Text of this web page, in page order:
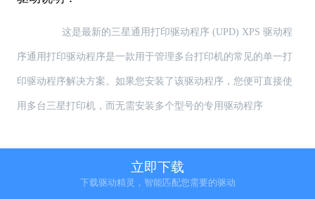
序通用打印驱动程序是一款用于管理多台打印机的常见的单一打
印驱动程序解决方案。如果您安装了该驱动程序，您便可直接使
用多台三星打印机，而无需安装多个型号的专用驱动程序
【如何更新和安装 惠普 ProXpress SL-M3320 Pro 打印机系列
立即下载
下载驱动精灵，智能匹配您需要的驱动